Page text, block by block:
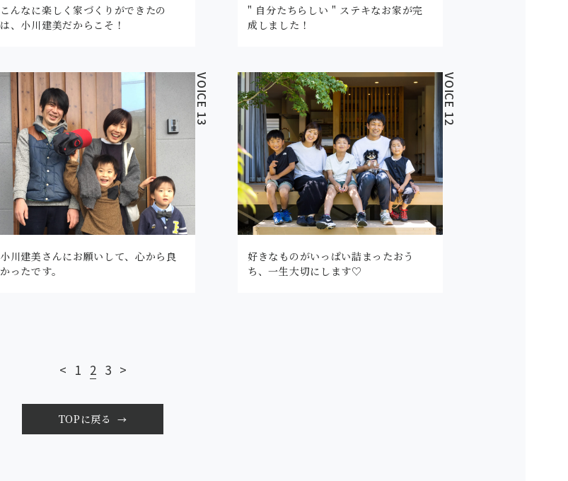
こんなに楽しく家づくりができたの
は、小川建美だからこそ！
" 自分たちらしい " ステキなお家が完
成しました！
小川建美さんにお願いして、心から良
かったです。
VOICE 13
好きなものがいっぱい詰まったおう
ち、一生大切にします♡
VOICE 12
< 1 2 3 >
TOPに戻る